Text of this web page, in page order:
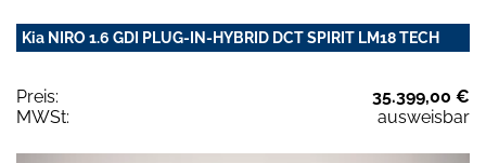
Kia NIRO 1.6 GDI PLUG-IN-HYBRID DCT SPIRIT LM18 TECH
Preis:
35.399,00 €
MWSt:
ausweisbar